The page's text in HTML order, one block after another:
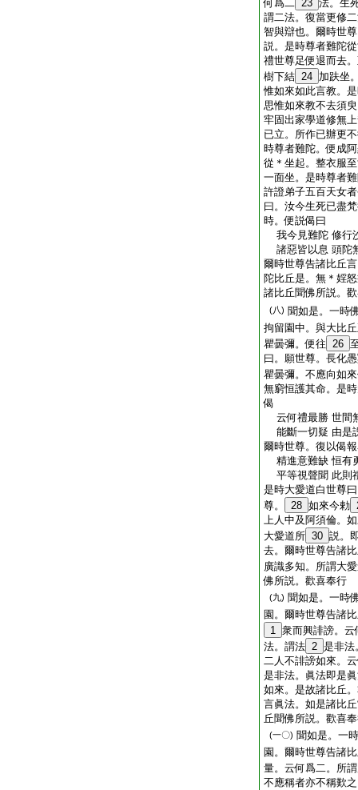
何爲二 23 法。生
謂二法。復當更修
智與辯也。爾時世
説。是時尊者難陀
禮世尊足便退而去
樹下結 24 加趺坐
惟如來如此言教。
思惟如來教不去須
牢固出家學道修無
已立。所作已辦更
時尊者難陀。便成
從＊坐起。整衣服
一面坐。是時尊者
許證弟子五百天女
曰。汝今生死已盡
時。便説偈曰
我今見難陀 修行
諸惡皆以息 頭陀
爾時世尊告諸比丘
陀比丘是。無＊婬
諸比丘聞佛所説。
(八) 聞如是。一時
拘留園中。與大比
瞿曇彌。便往 26
曰。願世尊。長化
瞿曇彌。不應向如
無窮恒護其命。是
偈
云何禮最勝 世間
能斷一切疑 由是
爾時世尊。復以偈
精進意難缺 恒有
平等視聲聞 此則
是時大愛道白世尊
尊。
28 如來今勅
上人中及阿須倫。
大愛道所 30 説。
去。爾時世尊告諸
廣識多知。所謂大
佛所説。歡喜奉行
(九) 聞如是。一時
園。爾時世尊告諸
1 衆而興誹謗。
法。謂法 2 是非法
二人不誹謗如來。
是非法。眞法即是
如來。是故諸比丘
言眞法。如是諸比
丘聞佛所説。歡喜
(一〇) 聞如是。一
園。爾時世尊告諸
量。云何爲二。所
不應稱者亦不稱歎